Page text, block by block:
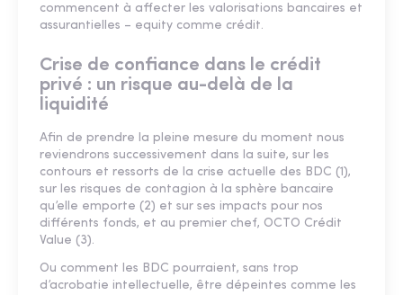
commencent à affecter les valorisations bancaires et
assurantielles – equity comme crédit.
Crise de confiance dans le crédit
privé : un risque au-delà de la
liquidité
Afin de prendre la pleine mesure du moment nous
reviendrons successivement dans la suite, sur les
contours et ressorts de la crise actuelle des BDC (1),
sur les risques de contagion à la sphère bancaire
qu’elle emporte (2) et sur ses impacts pour nos
différents fonds, et au premier chef, OCTO Crédit
Value (3).
Ou comment les BDC pourraient, sans trop
d’acrobatie intellectuelle, être dépeintes comme les